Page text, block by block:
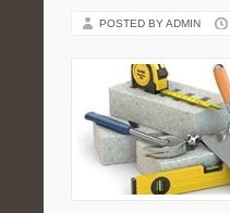
POSTED BY ADMIN